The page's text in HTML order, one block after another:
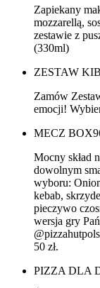
Zapiekany
mozzarellą,
zestawie z
(330ml)
ZESTAW
Zamów
emocji!
MECZ BOX
Mocny skład
dowolnym
wyboru:
kebab,
pieczywo
wersja gry
50 zł.
PIZZA DLA